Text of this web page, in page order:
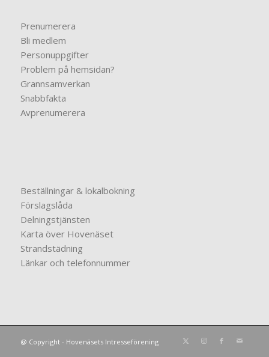
Prenumerera
Bli medlem
Personuppgifter
Problem på hemsidan?
Grannsamverkan
Snabbfakta
Avprenumerera
Beställningar & lokalbokning
Förslagslåda
Delningstjänsten
Karta över Hovenäset
Strandstädning
Länkar och telefonnummer
@ Copyright - Hovenäsets Intresseförening